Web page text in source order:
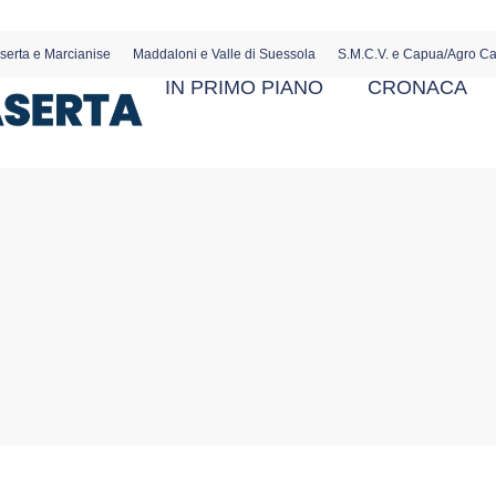
e Marcianise Maddaloni e Valle di Suessola S.M.C.V. e Capua/Agro
IN PRIMO PIANO CRONACA